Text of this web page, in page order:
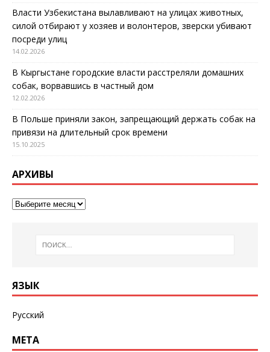
Власти Узбекистана вылавливают на улицах животных,
силой отбирают у хозяев и волонтеров, зверски убивают
посреди улиц
14.02.2026
В Кыргыстане городские власти расстреляли домашних
собак, ворвавшись в частный дом
12.02.2026
В Польше приняли закон, запрещающий держать собак на
привязи на длительный срок времени
15.10.2025
АРХИВЫ
ЯЗЫК
Русский
МЕТА